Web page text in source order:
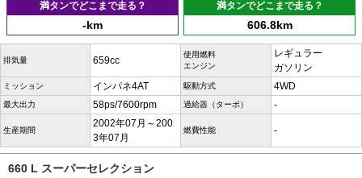
満タンでどこまで走る？
-km
満タンでどこまで走る？
606.8km
排気量 659cc
使用燃料
エンジン
レギュラー
ガソリン
ミッション インパネ4AT 駆動方式 4WD
最大出力 58ps/7600rpm 過給器（ターボ） -
生産期間
2002年07月～200
3年07月
燃費性能 -
660 L スーパーセレクション